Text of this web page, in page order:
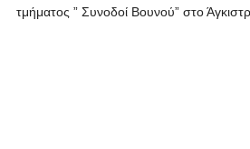
τμήματος ” Συνοδοί Βουνού” στο